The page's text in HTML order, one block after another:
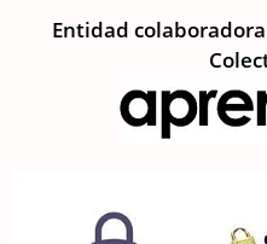
Entidad